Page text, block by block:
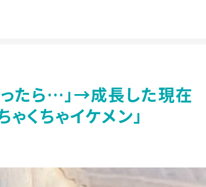
ったら…」→成長した現在
くちゃイケメン」